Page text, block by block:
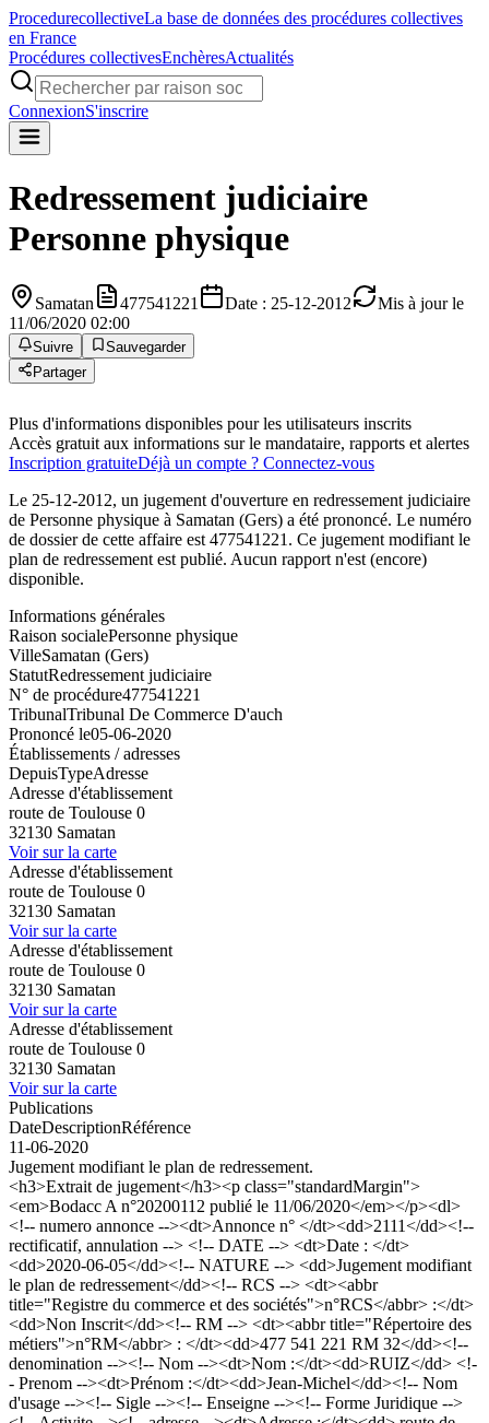
ProcedurecollectiveLa base de données des procédures collectives
en France
Procédures collectivesEnchèresActualités
ConnexionS'inscrire
Redressement judiciaire
Personne physique
Samatan 477541221 Date : 25-12-2012
Mis à jour le
11/06/2020 02:00
Suivre
Sauvegarder
Partager
Plus d'informations disponibles pour les utilisateurs inscrits
Accès gratuit aux informations sur le mandataire, rapports et alertes
Inscription gratuiteDéjà un compte ? Connectez-vous
Le 25-12-2012, un jugement d'ouverture en redressement judiciaire
de Personne physique à Samatan (Gers) a été prononcé. Le numéro
de dossier de cette affaire est 477541221. Ce jugement modifiant le
plan de redressement est publié. Aucun rapport n'est (encore)
disponible.
Informations générales
Raison socialePersonne physique
VilleSamatan (Gers)
StatutRedressement judiciaire
N° de procédure477541221
TribunalTribunal De Commerce D'auch
Prononcé le05-06-2020
Établissements / adresses
DepuisTypeAdresse
Adresse d'établissement
route de Toulouse 0
32130 Samatan
Voir sur la carte
Adresse d'établissement
route de Toulouse 0
32130 Samatan
Voir sur la carte
Adresse d'établissement
route de Toulouse 0
32130 Samatan
Voir sur la carte
Adresse d'établissement
route de Toulouse 0
32130 Samatan
Voir sur la carte
Publications
DateDescriptionRéférence
11-06-2020
Jugement modifiant le plan de redressement.
<h3>Extrait de jugement</h3><p class="standardMargin">
<em>Bodacc A n°20200112 publié le 11/06/2020</em></p><dl>
<!-- numero annonce --><dt>Annonce n° </dt><dd>2111</dd><!--
rectificatif, annulation --> <!-- DATE --> <dt>Date : </dt>
<dd>2020-06-05</dd><!-- NATURE --> <dd>Jugement modifiant
le plan de redressement</dd><!-- RCS --> <dt><abbr
title="Registre du commerce et des sociétés">n°RCS</abbr> :</dt>
<dd>Non Inscrit</dd><!-- RM --> <dt><abbr title="Répertoire des
métiers">n°RM</abbr> : </dt><dd>477 541 221 RM 32</dd><!--
denomination --><!-- Nom --><dt>Nom :</dt><dd>RUIZ</dd> <!-
- Prenom --><dt>Prénom :</dt><dd>Jean-Michel</dd><!-- Nom
d'usage --><!-- Sigle --><!-- Enseigne --><!-- Forme Juridique -->